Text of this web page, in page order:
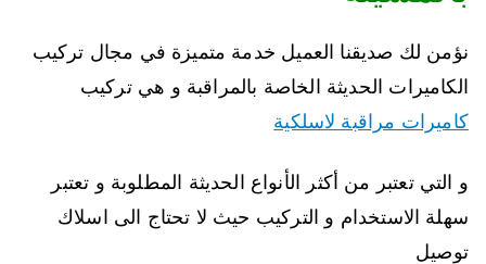
نؤمن لك صديقنا العميل خدمة متميزة في مجال تركيب
الكاميرات الحديثة الخاصة بالمراقبة و هي تركيب
كاميرات مراقبة لاسلكية
و التي تعتبر من أكثر الأنواع الحديثة المطلوبة و تعتبر
سهلة الاستخدام و التركيب حيث لا تحتاج الى اسلاك
توصيل